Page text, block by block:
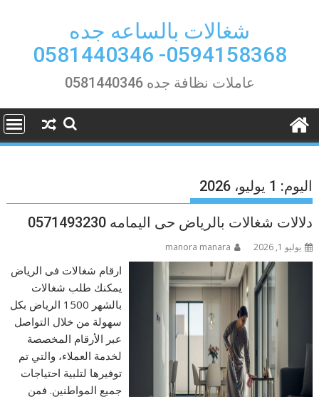
شغالات بالساعه جده
0594158368- 0581440346
عاملات نظافة جده 0581440346
اليوم: 1 يوليو، 2026
دلالات شغالات بالرياض حى اليمامه 0571493230
يوليو 1, 2026 manora manara
ارقام شغالات فى الرياض
يمكنك طلب شغالات
بالشهر 1500 الرياض بكل
سهولة من خلال التواصل
عبر الأرقام المخصصة
لخدمة العملاء، والتي تم
توفيرها لتلبية احتياجات
جميع المواطنين. فمن